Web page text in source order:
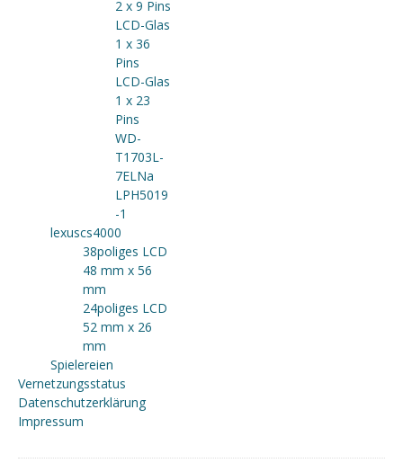
2 x 9 Pins
LCD-Glas
1 x 36
Pins
LCD-Glas
1 x 23
Pins
WD-
T1703L-
7ELNa
LPH5019
-1
lexuscs4000
38poliges LCD
48 mm x 56
mm
24poliges LCD
52 mm x 26
mm
Spielereien
Vernetzungsstatus
Datenschutzerklärung
Impressum